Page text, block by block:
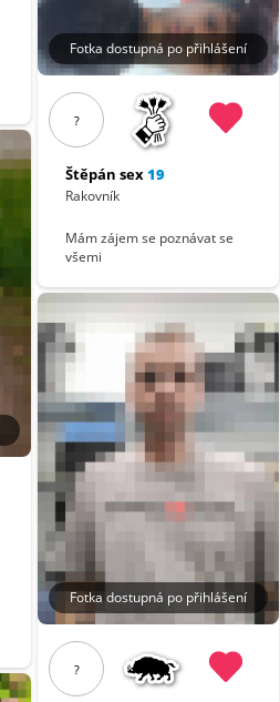
Fotka dostupná po přihlášení
?
Štěpán sex19
Rakovník
Mám zájem se poznávat se
všemi
Fotka dostupná po přihlášení
?